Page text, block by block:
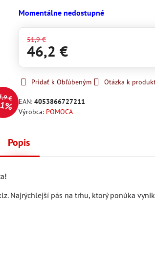
€
Momentálne nedostupné
51,9 €
46,2 €
Pridať k Obľúbeným Otázka k
EAN:4053866727211
Výrobca: POMOCA
Popis
Najrýchlejší pás na trhu, ktorý ponúka